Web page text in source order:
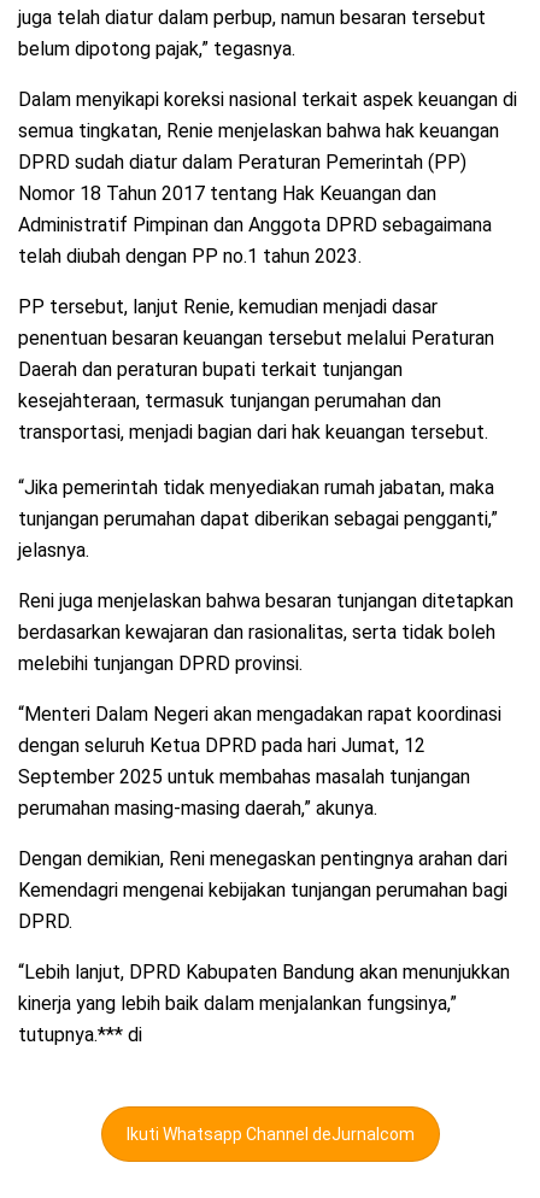
juga telah diatur dalam perbup, namun besaran tersebut
belum dipotong pajak,” tegasnya.
Dalam menyikapi koreksi nasional terkait aspek keuangan di
semua tingkatan, Renie menjelaskan bahwa hak keuangan
DPRD sudah diatur dalam Peraturan Pemerintah (PP)
Nomor 18 Tahun 2017 tentang Hak Keuangan dan
Administratif Pimpinan dan Anggota DPRD sebagaimana
telah diubah dengan PP no.1 tahun 2023.
PP tersebut, lanjut Renie, kemudian menjadi dasar
penentuan besaran keuangan tersebut melalui Peraturan
Daerah dan peraturan bupati terkait tunjangan
kesejahteraan, termasuk tunjangan perumahan dan
transportasi, menjadi bagian dari hak keuangan tersebut.
“Jika pemerintah tidak menyediakan rumah jabatan, maka
tunjangan perumahan dapat diberikan sebagai pengganti,”
jelasnya.
Reni juga menjelaskan bahwa besaran tunjangan ditetapkan
berdasarkan kewajaran dan rasionalitas, serta tidak boleh
melebihi tunjangan DPRD provinsi.
“Menteri Dalam Negeri akan mengadakan rapat koordinasi
dengan seluruh Ketua DPRD pada hari Jumat, 12
September 2025 untuk membahas masalah tunjangan
perumahan masing-masing daerah,” akunya.
Dengan demikian, Reni menegaskan pentingnya arahan dari
Kemendagri mengenai kebijakan tunjangan perumahan bagi
DPRD.
“Lebih lanjut, DPRD Kabupaten Bandung akan menunjukkan
kinerja yang lebih baik dalam menjalankan fungsinya,”
tutupnya.*** di
Ikuti Whatsapp Channel deJurnalcom